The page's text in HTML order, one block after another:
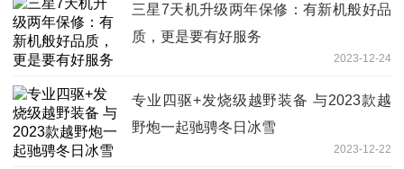
三星7天机升级两年保修：有新机般好品
质，更是要有好服务
2023-12-24
专业四驱+发烧级越野装备 与2023款越
野炮一起驰骋冬日冰雪
2023-12-22